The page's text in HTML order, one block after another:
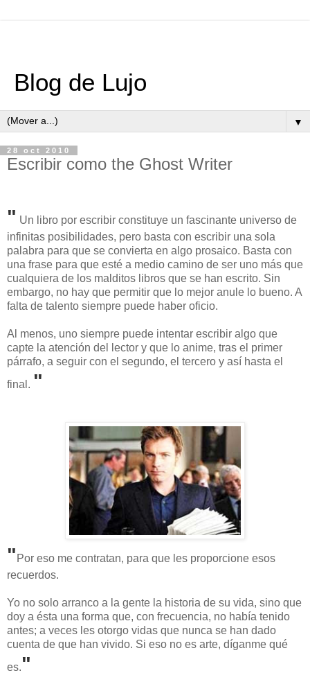
Blog de Lujo
▼
28 oct 2010
Escribir como the Ghost Writer
" Un libro por escribir constituye un fascinante universo de
infinitas posibilidades, pero basta con escribir una sola
palabra para que se convierta en algo prosaico. Basta con
una frase para que esté a medio camino de ser uno más que
cualquiera de los malditos libros que se han escrito. Sin
embargo, no hay que permitir que lo mejor anule lo bueno. A
falta de talento siempre puede haber oficio.
Al menos, uno siempre puede intentar escribir algo que
capte la atención del lector y que lo anime, tras el primer
párrafo, a seguir con el segundo, el tercero y así hasta el
final. "
" Por eso me contratan, para que les proporcione esos
recuerdos.
Yo no solo arranco a la gente la historia de su vida, sino que
doy a ésta una forma que, con frecuencia, no había tenido
antes; a veces les otorgo vidas que nunca se han dado
cuenta de que han vivido. Si eso no es arte, díganme qué
es."